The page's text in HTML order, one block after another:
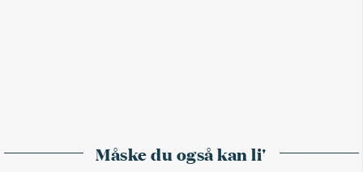
Måske du også kan li'